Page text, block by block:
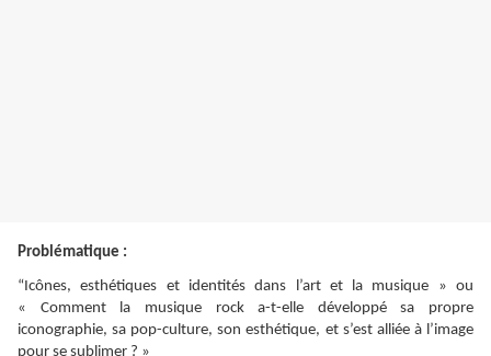
Problématique :
“Icônes, esthétiques et identités dans l’art et la musique » ou
« Comment la musique rock a-t-elle développé sa propre
iconographie, sa pop-culture, son esthétique, et s’est alliée à l’image
pour se sublimer ? »